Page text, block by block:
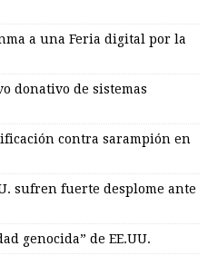
a una Feria digital por la
donativo de sistemas
contra sarampión en
sufren fuerte desplome ante
genocida” de EE.UU.